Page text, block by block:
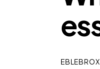
EBLEBROX